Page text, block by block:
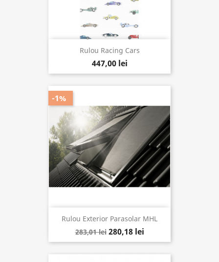
Rulou Racing Cars
447,00 lei
Rulou Exterior Parasolar MHL
283,01 lei 280,18 lei
-1%